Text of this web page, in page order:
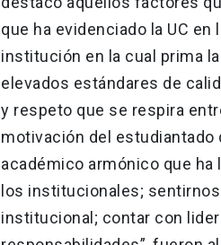
que ha evidenciado la UC en
institución en la cual prima
elevados estándares de
y respeto que se respira
motivación del estudiantado
académico armónico que
los institucionales;
institucional; contar con